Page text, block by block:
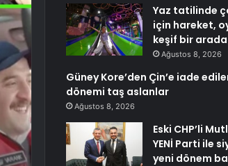
Yaz tatilinde
için hareket,
keşif bir arada
Ağustos 8, 2026
Güney Kore’den Çin’e iade
dönemi taş aslanlar
Ağustos 8, 2026
Eski CHP’li
YENİ Parti ile
yeni dönem